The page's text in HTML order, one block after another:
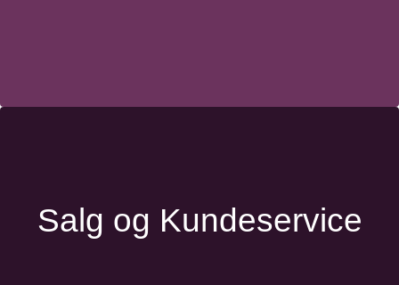
Salg og Kundeservice